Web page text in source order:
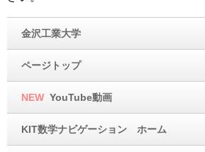
金沢工業大学
ページトップ
NEW YouTube動画
KIT数学ナビゲーション ホーム